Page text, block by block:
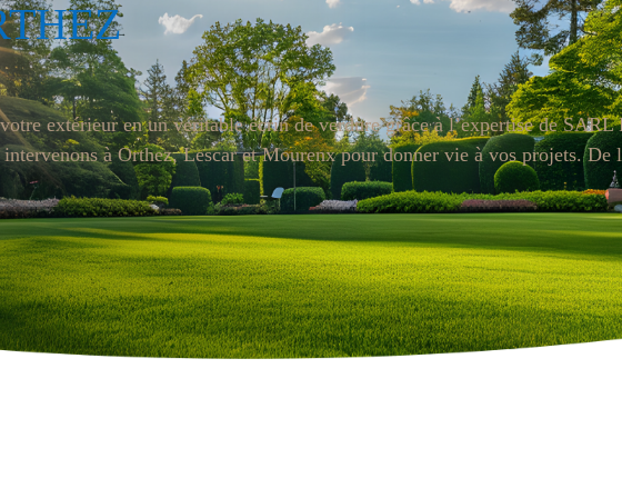
extérieur en un véritable écrin de verdure grâce à l’expertise de SARL
intervenons à Orthez, Lescar et Mourenx pour donner vie à vos projets.